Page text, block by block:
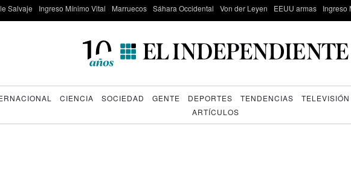
Salvaje Ingreso Mínimo Vital Marruecos Sáhara Occidental Von der Leyen EEUU armas Ingreso
CIENCIA SOCIEDAD GENTE DEPORTES TENDENCIAS TELEVISIÓN
ARTÍCULOS